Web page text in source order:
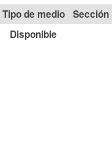
Tipo de medio Sección
Disponible